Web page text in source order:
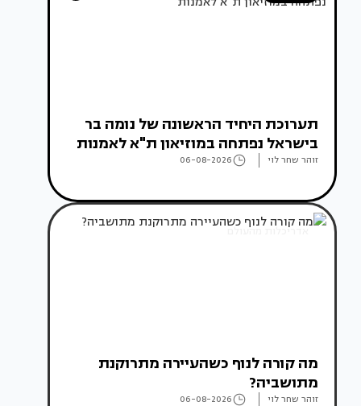
תערוכת היחיד הראשונה של נומה בר
בישראל נפתחה במוזיאון ת"א לאמנות
זוהר שחר לוי 06-08-2026
אדריכלות מהעולם
מה קורה לנוף כשהעיירה מתרוקנת
מתושביה?
זוהר שחר לוי 06-08-2026